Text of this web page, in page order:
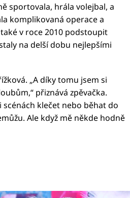
sportovala, hrála volejbal, a
komplikovaná operace a
v roce 2010 podstoupit
na delší dobu nejlepšími
„A díky tomu jsem si
přiznává zpěvačka.
klečet nebo běhat do
Ale když mě někde hodně